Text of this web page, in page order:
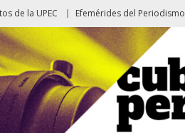
de la UPEC Efemérides del Periodismo